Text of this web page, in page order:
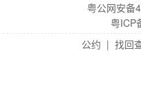
粤公网安备
粤ICP
公约 | 找回